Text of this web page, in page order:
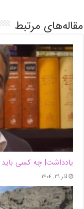
مقاله‌های مرتبط
یادداشت| ‌چه کسی
آذر ۲۹, ۱۴۰۴